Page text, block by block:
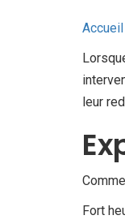
Accueil
leur
Fort